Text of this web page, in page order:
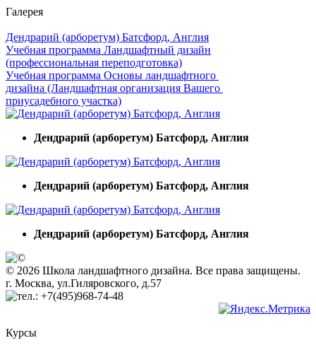
Галерея
Дендрарий (арборетум) Батсфорд, Англия
Учебная программа Ландшафтный дизайн
(профессиональная переподготовка)
Учебная программа Основы ландшафтного
дизайна (Ландшафтная организация Вашего
приусадебного участка)
Дендрарий (арборетум) Батсфорд, Англия
Дендрарий (арборетум) Батсфорд, Англия
Дендрарий (арборетум) Батсфорд, Англия
© 2026 Школа ландшафтного дизайна. Все права защищены.
г. Москва, ул.Гиляровского, д.57
+7(495)968-74-48
Курсы